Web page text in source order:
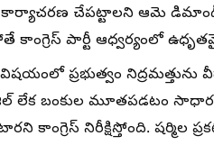
కార్యాచరణ చేపట్టాలని ఆమె
కాంగ్రెస్ పార్టీ ఆధ్వర్యంలో
ప్రభుత్వం
లేక బంకుల మూతపడటం
కాంగ్రెస్ నిరీక్షిస్తోంది.